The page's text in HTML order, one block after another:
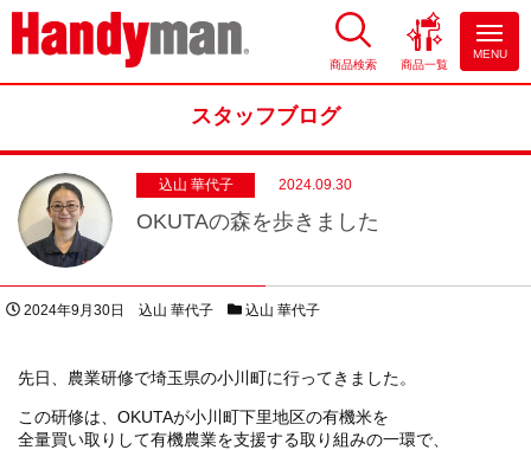
お風呂やキッチンのリフォーム
商品検索 商品一覧
MENU
スタッフブログ
込山 華代子 2024.09.30
OKUTAの森を歩きました
投稿日
2024年9月30日 著者
込山 華代子 スタッフブログカテゴリー
込山 華代子
先日、農業研修で埼玉県の小川町に行ってきました。
この研修は、OKUTAが小川町下里地区の有機米を
全量買い取りして有機農業を支援する取り組みの一環で、